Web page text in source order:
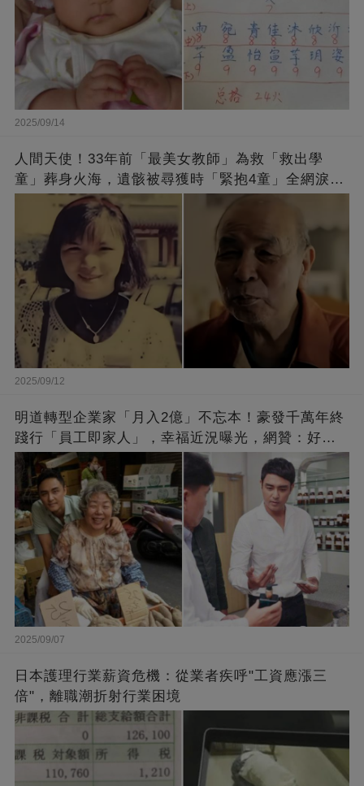
2025/09/14
人間天使！33年前「最美女教師」為救「救出學
童」葬身火海，遺骸被尋獲時「緊抱4童」全網淚
崩：真正的英雄不該被遺忘
2025/09/12
明道轉型企業家「月入2億」不忘本！豪發千萬年終
踐行「員工即家人」，幸福近況曝光，網贊：好老
闆的福報
2025/09/07
日本護理行業薪資危機：從業者疾呼"工資應漲三
倍"，離職潮折射行業困境